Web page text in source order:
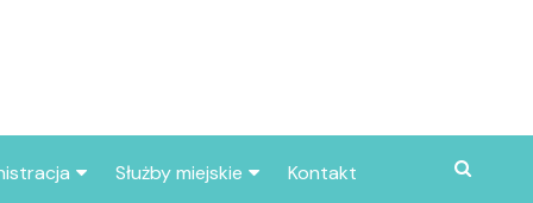
Służby miejskie Kontakt